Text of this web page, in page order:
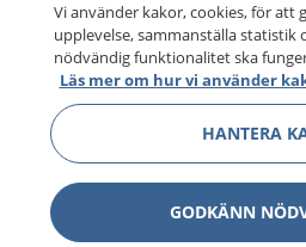
Vi använder kakor, cookies, för att
upplevelse, sammanställa statistik
nödvändig funktionalitet ska
Läs mer om hur vi använder
HANTERA
GODKÄNN